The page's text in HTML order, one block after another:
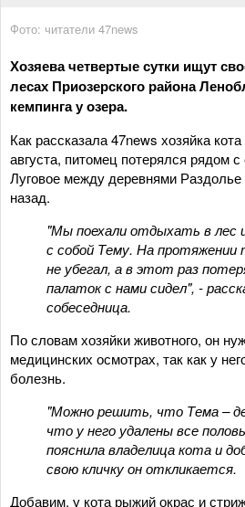
Фото: читатели 47news
Хозяева четвертые сутки ищут
лесах Приозерского района
кемпинга у озера.
Как рассказала 47news хозяйка
августа, питомец потерялся рядом
Луговое между деревнями Раздолье
назад.
"Мы поехали отдыхать в лес
с собой Тему. На протяжении
не убегал, а в этот раз
палаток с нами сидел", -
собеседница.
По словам хозяйки животного, он
медицинских осмотрах, так как у
болезнь.
"Можно решить, что Тема –
что у него удалены все
пояснила владелица кота и
свою кличку он откликается.
Добавим, у кота рыжий окрас и